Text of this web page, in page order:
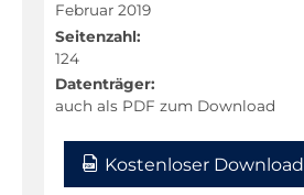
Naturwissenschaften
Niederdeutsch
Philosophie
Physik
Religion
Februar 2019
Seitenzahl:
124
Datenträger:
auch als PDF zum Download
Kostenloser Download